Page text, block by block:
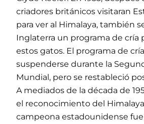
criadores británicos visitaran
para ver al Himalaya, también
Inglaterra un programa de cría
estos gatos. El programa de
suspenderse durante la
Mundial, pero se restableció
A mediados de la década de
el reconocimiento del
campeona estadounidense